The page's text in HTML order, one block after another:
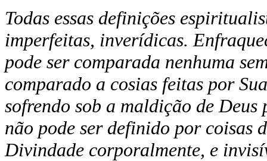
Todas essas definições
imperfeitas, inverídicas.
pode ser comparada nenhuma
comparado a cosias feitas por
sofrendo sob a maldição de Deus
não pode ser definido por coisas
Divindade corporalmente, e